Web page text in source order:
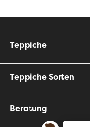
Teppiche
Teppiche Sorten
Beratung